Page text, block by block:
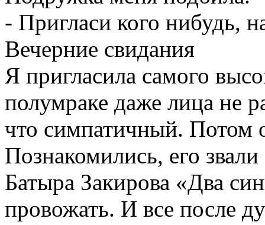
- Пригласи кого нибудь,
Вечерние свидания
Я пригласила самого
полумраке даже лица не
что симпатичный. Потом
Познакомились, его
Батыра Закирова «Два
провожать. И все после